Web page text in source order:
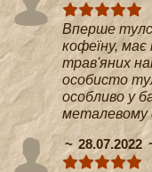
Вперше тулсі
кофеїну,
трав'яних
особисто
особливо у
металевому
28.07.2022